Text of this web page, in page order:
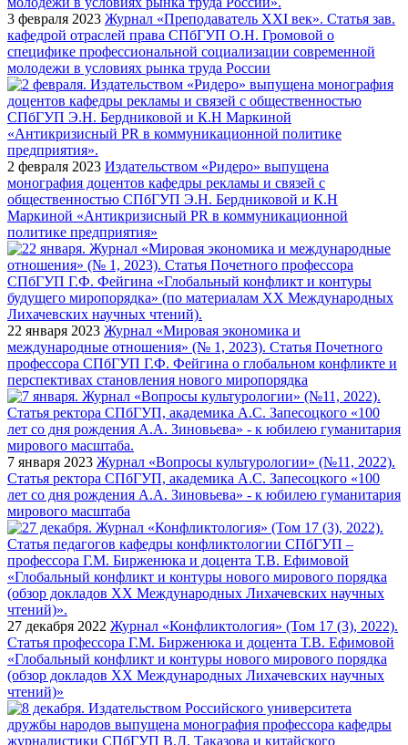
3 февраля 2023 Журнал «Преподаватель XXI век». Статья зав.
кафедрой отраслей права СПбГУП О.Н. Громовой о
специфике профессиональной социализации современной
молодежи в условиях рынка труда России
2 февраля 2023 Издательством «Ридеро» выпущена
монография доцентов кафедры рекламы и связей с
общественностью СПбГУП Э.Н. Бердниковой и К.Н
Маркиной «Антикризисный PR в коммуникационной
политике предприятия»
22 января 2023 Журнал «Мировая экономика и
международные отношения» (№ 1, 2023). Статья Почетного
профессора СПбГУП Г.Ф. Фейгина о глобальном конфликте и
перспективах становления нового миропорядка
7 января 2023 Журнал «Вопросы культурологии» (№11, 2022).
Статья ректора СПбГУП, академика А.С. Запесоцкого «100
лет со дня рождения А.А. Зиновьева» - к юбилею гуманитария
мирового масштаба
27 декабря 2022 Журнал «Конфликтология» (Том 17 (3), 2022).
Статья профессора Г.М. Бирженюка и доцента Т.В. Ефимовой
«Глобальный конфликт и контуры нового мирового порядка
(обзор докладов ХХ Международных Лихачевских научных
чтений)»